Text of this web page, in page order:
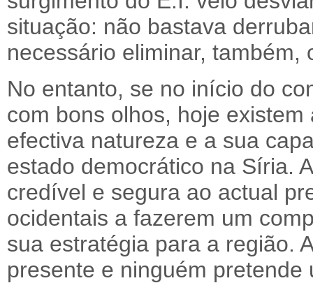
situação: não bastava
necessário eliminar, também,
No entanto, se no início do
com bons olhos, hoje
efectiva natureza e a sua
estado democrático na Síria.
credível e segura ao actual
ocidentais a fazerem um
sua estratégia para a região.
presente e ninguém